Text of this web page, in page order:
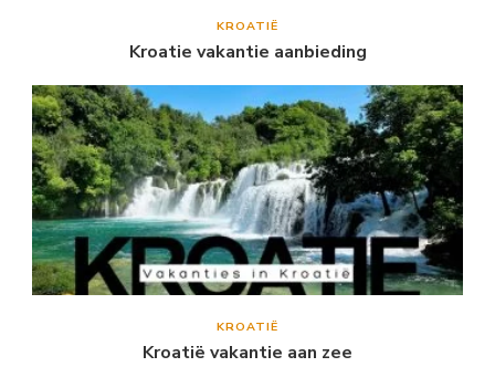
KROATIË
Kroatie vakantie aanbieding
KROATIË
Kroatië vakantie aan zee